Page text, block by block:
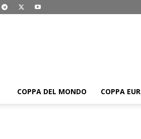
COPPA DEL MONDO COPPA